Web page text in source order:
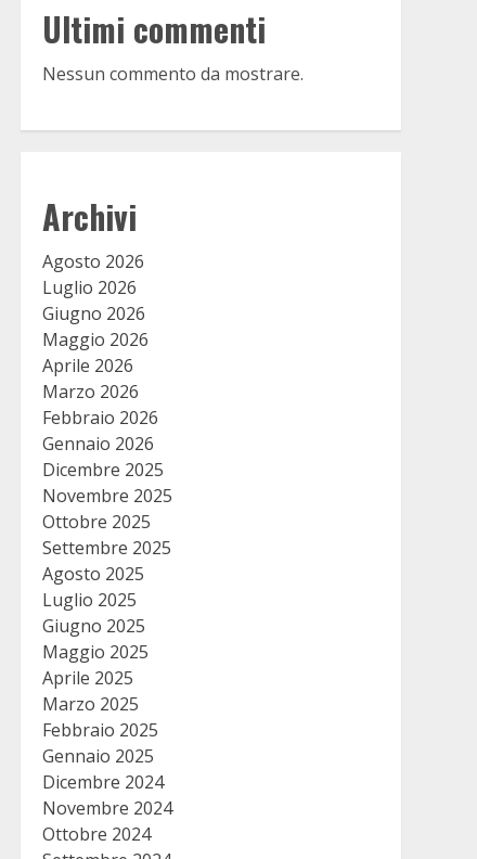
Ultimi commenti
Nessun commento da mostrare.
Archivi
Agosto 2026
Luglio 2026
Giugno 2026
Maggio 2026
Aprile 2026
Marzo 2026
Febbraio 2026
Gennaio 2026
Dicembre 2025
Novembre 2025
Ottobre 2025
Settembre 2025
Agosto 2025
Luglio 2025
Giugno 2025
Maggio 2025
Aprile 2025
Marzo 2025
Febbraio 2025
Gennaio 2025
Dicembre 2024
Novembre 2024
Ottobre 2024